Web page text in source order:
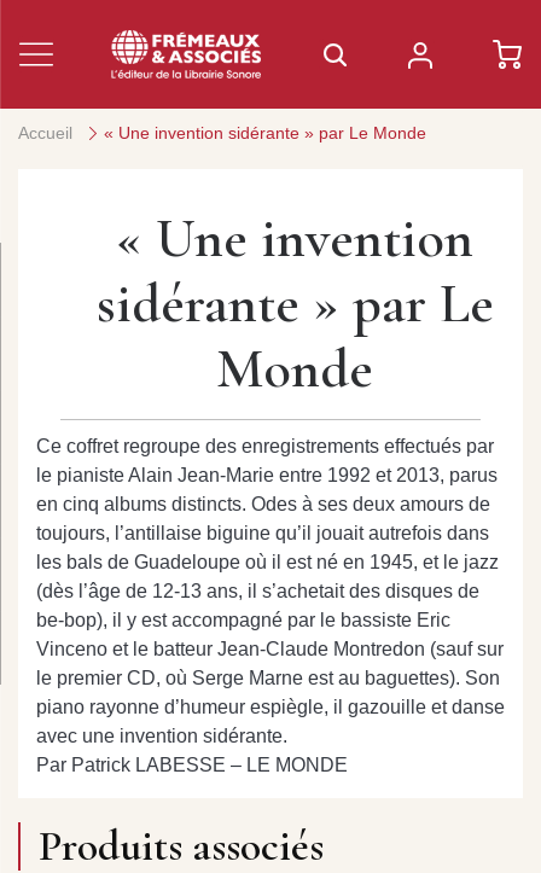
Accueil « Une invention sidérante » par Le Monde
« Une invention
sidérante » par Le
Monde
Ce coffret regroupe des enregistrements effectués par
le pianiste Alain Jean-Marie entre 1992 et 2013, parus
en cinq albums distincts. Odes à ses deux amours de
toujours, l’antillaise biguine qu’il jouait autrefois dans
les bals de Guadeloupe où il est né en 1945, et le jazz
(dès l’âge de 12-13 ans, il s’achetait des disques de
be-bop), il y est accompagné par le bassiste Eric
Vinceno et le batteur Jean-Claude Montredon (sauf sur
le premier CD, où Serge Marne est au baguettes). Son
piano rayonne d’humeur espiègle, il gazouille et danse
avec une invention sidérante.
Par Patrick LABESSE – LE MONDE
Produits associés